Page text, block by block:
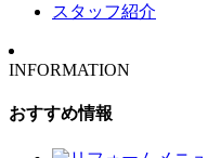
スタッフ紹介
INFORMATION
おすすめ情報